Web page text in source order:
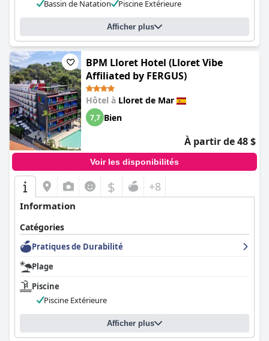
d'emplacement, de propreté et de convivialité du personnel,
tandis que la diversité de la nourriture, la modernisation des
chambres et la gestion des installations pourraient être
améliorées.
Bassin de Natation
Piscine Extérieure
Afficher plus
BPM Lloret Hotel (Lloret Vibe
Affiliated by FERGUS)
Hôtel à Lloret de Mar
7,7 Bien
À partir de 48 $
Voir les disponibilités
$ +8
Information
Catégories
Pratiques de Durabilité
Plage
Piscine
Piscine Extérieure
Afficher plus